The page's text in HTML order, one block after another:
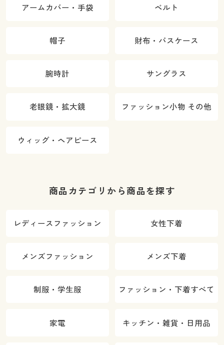
アームカバー・手袋 ベルト
帽子 財布・パスケース
腕時計 サングラス
老眼鏡・拡大鏡 ファッション小物 その他
ウィッグ・ヘアピース
商品カテゴリから商品を探す
レディースファッション 女性下着
メンズファッション メンズ下着
制服・学生服 ファッション・下着すべて
家電 キッチン・雑貨・日用品